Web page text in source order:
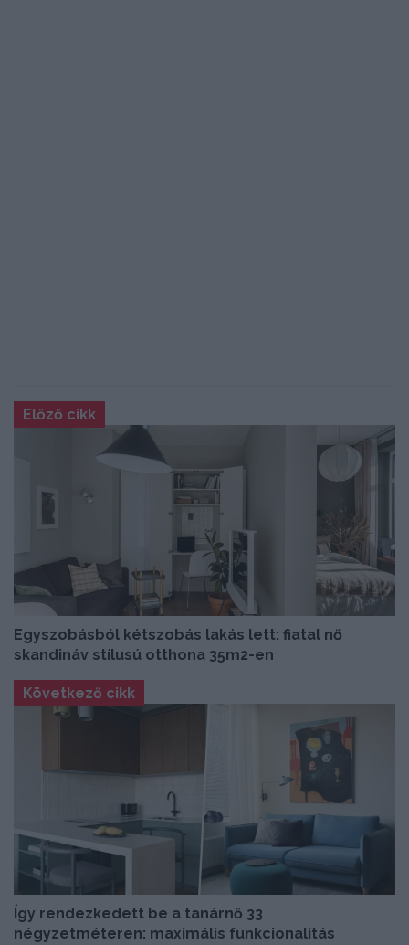
Előző cikk
Egyszobásból kétszobás lakás lett: fiatal nő
skandináv stílusú otthona 35m2-en
Következő cikk
Így rendezkedett be a tanárnő 33
négyzetméteren: maximális funkcionalitás